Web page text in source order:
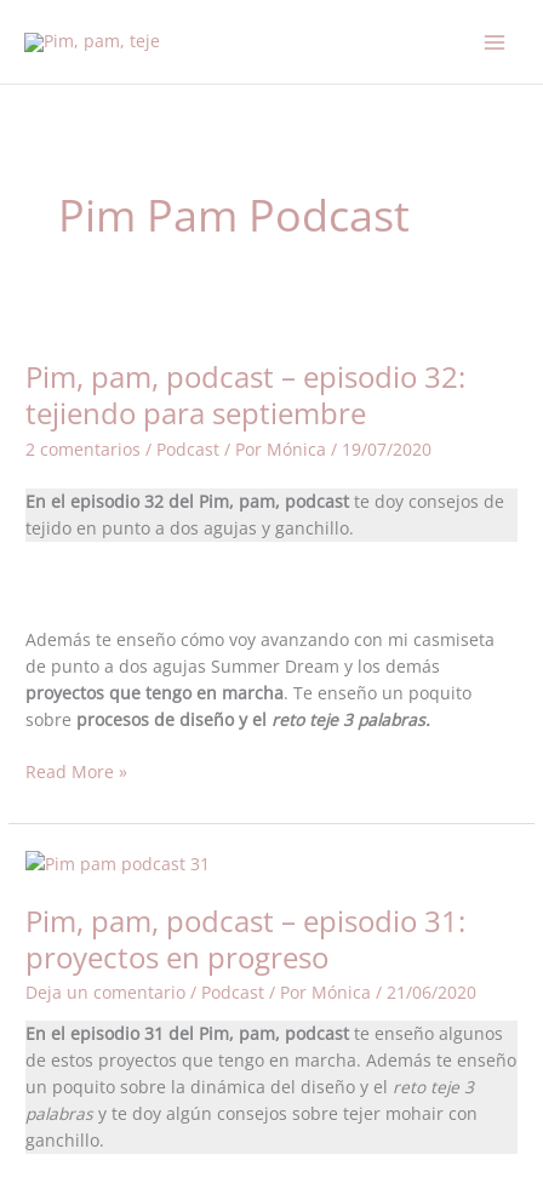
Pim Pam Podcast
Pim, pam, podcast – episodio 32:
tejiendo para septiembre
2 comentarios / Podcast / Por Mónica/ 19/07/2020
En el episodio 32 del Pim, pam, podcast te doy consejos de
tejido en punto a dos agujas y ganchillo.
Además te enseño cómo voy avanzando con mi casmiseta
de punto a dos agujas Summer Dream y los demás
proyectos que tengo en marcha. Te enseño un poquito
sobre procesos de diseño y el reto teje 3 palabras.
podcast
episodio
32:
para
septiembre
Read More »
Pim, pam, podcast – episodio 31:
proyectos en progreso
Deja un comentario / Podcast / Por Mónica/21/06/2020
En el episodio 31 del Pim, pam, podcast te enseño algunos
de estos proyectos que tengo en marcha. Además te enseño
un poquito sobre la dinámica del diseño y el reto teje 3
palabras y te doy algún consejos sobre tejer mohair con
ganchillo.
Pim,
podcast
episodio
31:
proyectos
en
progreso